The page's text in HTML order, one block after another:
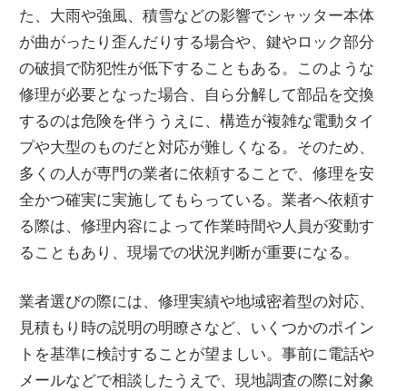
た、大雨や強風、積雪などの影響でシャッター本体
が曲がったり歪んだりする場合や、鍵やロック部分
の破損で防犯性が低下することもある。このような
修理が必要となった場合、自ら分解して部品を交換
するのは危険を伴ううえに、構造が複雑な電動タイ
プや大型のものだと対応が難しくなる。そのため、
多くの人が専門の業者に依頼することで、修理を安
全かつ確実に実施してもらっている。業者へ依頼す
る際は、修理内容によって作業時間や人員が変動す
ることもあり、現場での状況判断が重要になる。
業者選びの際には、修理実績や地域密着型の対応、
見積もり時の説明の明瞭さなど、いくつかのポイン
トを基準に検討することが望ましい。事前に電話や
メールなどで相談したうえで、現地調査の際に対象